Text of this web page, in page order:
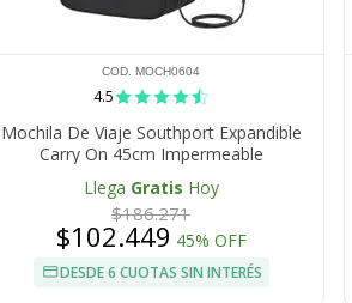
COD. MOCH0604
4.5
Mochila De Viaje Southport Expandible
Carry On 45cm Impermeable
Llega Gratis Hoy
$186.271
$102.449 45% OFF
DESDE 6 CUOTAS SIN INTERÉS